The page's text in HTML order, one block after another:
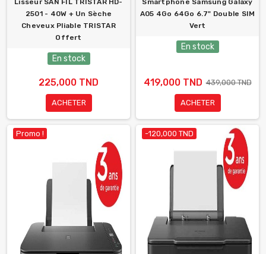
Lisseur SAN FIL TRISTAR HD-
2501 - 40W + Un Sèche
Cheveux Pliable TRISTAR
Offert
En stock
225,000 TND
ACHETER
Smartphone Samsung Galaxy
A05 4Go 64Go 6.7" Double SIM
Vert
En stock
419,000 TND 439,000 TND
ACHETER
Promo ! -120,000 TND